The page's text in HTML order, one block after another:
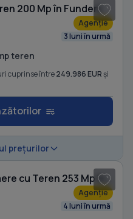
200 Mp în Fundeni
Agenție
3 luni în urmă
teren
cuprinse între249.986 EURși
prețurilor
Casă individuală cu 4 camere cu Teren 253 Mp în Fundeni
Agenție
4 luni în urmă